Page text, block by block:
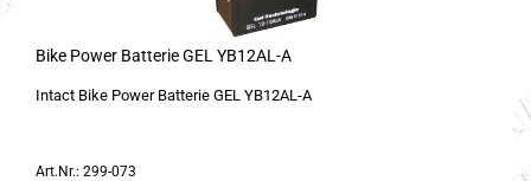
Bike Power Batterie GEL YB12AL-A
Intact Bike Power Batterie GEL YB12AL-A
Art.Nr.: 299-073